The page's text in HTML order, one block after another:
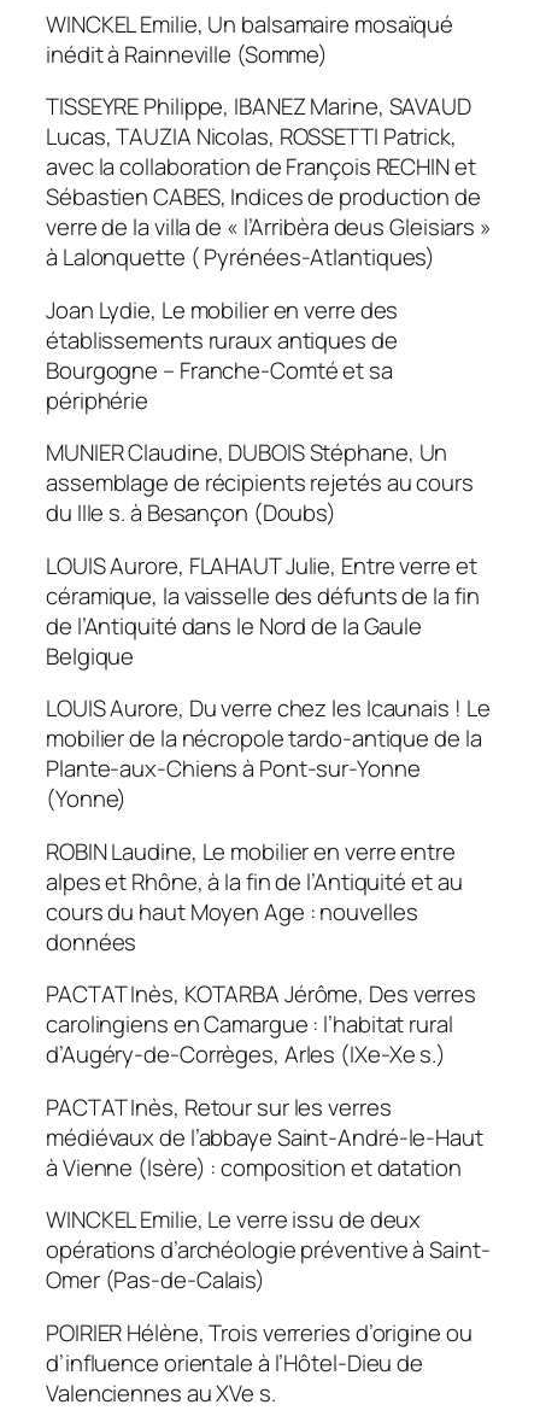
WINCKEL Emilie, Un balsamaire mosaïqué
inédit à Rainneville (Somme)
TISSEYRE Philippe, IBANEZ Marine, SAVAUD
Lucas, TAUZIA Nicolas, ROSSETTI Patrick,
avec la collaboration de François RECHIN et
Sébastien CABES, Indices de production de
verre de la villa de « l’Arribèra deus Gleisiars »
à Lalonquette ( Pyrénées-Atlantiques)
Joan Lydie, Le mobilier en verre des
établissements ruraux antiques de
Bourgogne – Franche-Comté et sa
périphérie
MUNIER Claudine, DUBOIS Stéphane, Un
assemblage de récipients rejetés au cours
du IIIe s. à Besançon (Doubs)
LOUIS Aurore, FLAHAUT Julie, Entre verre et
céramique, la vaisselle des défunts de la fin
de l’Antiquité dans le Nord de la Gaule
Belgique
LOUIS Aurore, Du verre chez les Icaunais ! Le
mobilier de la nécropole tardo-antique de la
Plante-aux-Chiens à Pont-sur-Yonne
(Yonne)
ROBIN Laudine, Le mobilier en verre entre
alpes et Rhône, à la fin de l’Antiquité et au
cours du haut Moyen Age : nouvelles
données
PACTAT Inès, KOTARBA Jérôme, Des verres
carolingiens en Camargue : l’habitat rural
d’Augéry-de-Corrèges, Arles (IXe-Xe s.)
PACTAT Inès, Retour sur les verres
médiévaux de l’abbaye Saint-André-le-Haut
à Vienne (Isère) : composition et datation
WINCKEL Emilie, Le verre issu de deux
opérations d’archéologie préventive à Saint-
Omer (Pas-de-Calais)
POIRIER Hélène, Trois verreries d’origine ou
d’influence orientale à l’Hôtel-Dieu de
Valenciennes au XVe s.